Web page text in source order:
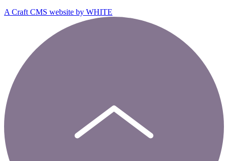
A Craft CMS website by WHITE